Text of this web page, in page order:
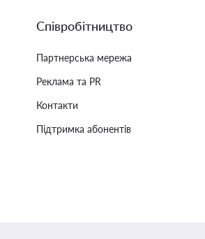
Співробітництво
Партнерська мережа
Реклама та PR
Контакти
Підтримка абонентів